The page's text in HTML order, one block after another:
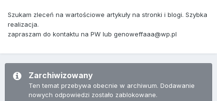
Szukam zleceń na wartościowe artykuły na stronki i blogi. Szybka
realizacja.
zapraszam do kontaktu na PW lub genoweffaaa@wp.pl
Zarchiwizowany
Ten temat przebywa obecnie w archiwum. Dodawanie
nowych odpowiedzi zostało zablokowane.